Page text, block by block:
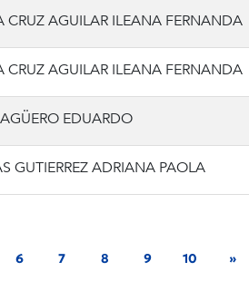
CRUZ AGUILAR ILEANA FERNANDA
CRUZ AGUILAR ILEANA FERNANDA
EDUARDO
GUTIERREZ ADRIANA PAOLA
6 7 8 9 10 »